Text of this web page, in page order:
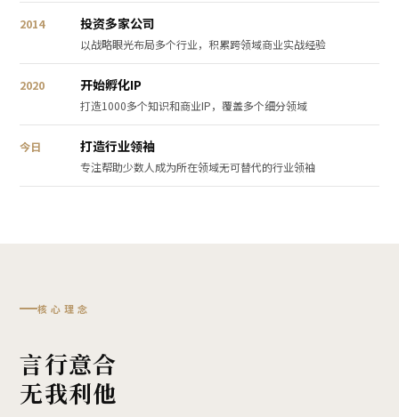
2014 投资多家公司
以战略眼光布局多个行业，积累跨领域商业实战经验
2020 开始孵化IP
打造1000多个知识和商业IP，覆盖多个细分领域
今日 打造行业领袖
专注帮助少数人成为所在领域无可替代的行业领袖
核心理念
言行意合
无我利他